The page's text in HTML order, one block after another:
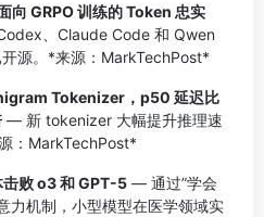
向 GRPO 训练的 Token 忠实
、Claude Code 和 Qwen
源。*来源：MarkTechPost*
Tokenizer，p50 延迟比
— 新 tokenizer 大幅提升推理速
：MarkTechPost*
击败 o3 和 GPT-5 — 通过”学会
力机制，小型模型在医学领域实